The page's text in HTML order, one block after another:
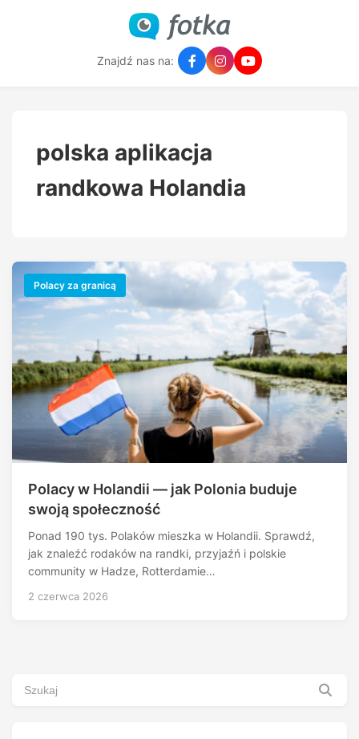
Znajdź nas na:
polska aplikacja
randkowa Holandia
Polacy za granicą
Polacy w Holandii — jak Polonia buduje
swoją społeczność
Ponad 190 tys. Polaków mieszka w Holandii. Sprawdź,
jak znaleźć rodaków na randki, przyjaźń i polskie
community w Hadze, Rotterdamie…
2 czerwca 2026